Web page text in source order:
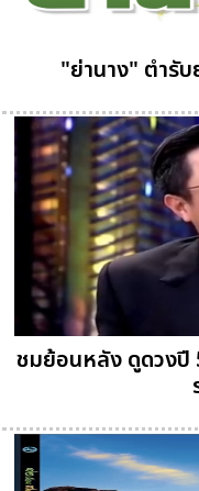
"ย่านาง" ตำรั
ชมย้อนหลัง ดูดวงปี